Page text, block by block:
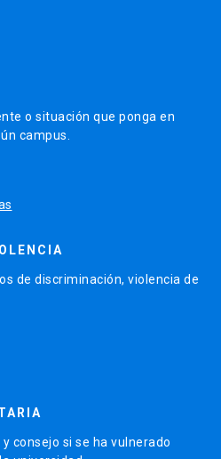
o situación que ponga en
campus.
de discriminación, violencia de
consejo si se ha vulnerado